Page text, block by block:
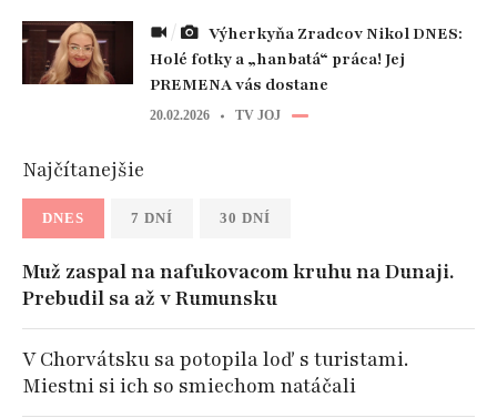
Holé fotky a „hanbatá“ práca! Jej
PREMENA vás dostane
20.02.2026 TV JOJ
Najčítanejšie
DNES 7 DNÍ 30 DNÍ
Muž zaspal na nafukovacom kruhu na Dunaji.
Prebudil sa až v Rumunsku
V Chorvátsku sa potopila loď s turistami.
Miestni si ich so smiechom natáčali